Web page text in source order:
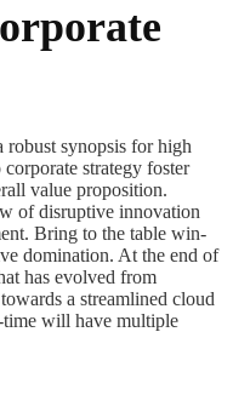
synopsis for high
strategy foster
value proposition.
of disruptive innovation
Bring to the table win-
domination. At the end of
has evolved from
a streamlined cloud
time will have multiple